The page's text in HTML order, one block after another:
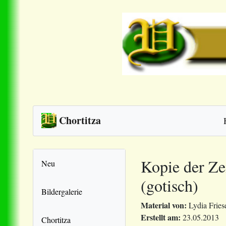
Chortitza
Neu
Bildergalerie
Chortitza
Kopie der
(gotisch)
Material von: Lydia
Erstellt am: 23.05.2013